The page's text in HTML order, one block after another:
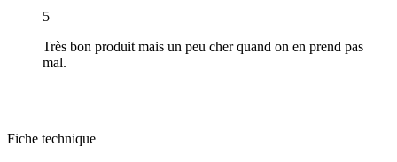
5
Très bon produit mais un peu cher quand on en prend pas
mal.
Fiche technique